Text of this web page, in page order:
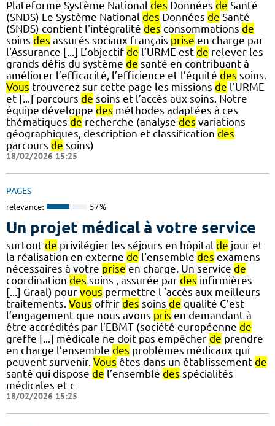
Plateforme Système National des Données de Santé
(SNDS) Le Système National des Données de Santé
(SNDS) contient l'intégralité des consommations de
soins des assurés sociaux français prise en charge par
l'Assurance [...] L’objectif de l’URME est de relever les
grands défis du système de santé en contribuant à
améliorer l’efficacité, l’efficience et l’équité des soins.
Vous trouverez sur cette page les missions de l'URME
et [...] parcours de soins et l’accès aux soins. Notre
équipe développe des méthodes adaptées à ces
thématiques de recherche (analyse des variations
géographiques, description et classification des
parcours de soins)
18/02/2026 15:25
PAGES
relevance: 57%
Un projet médical à votre service
surtout de privilégier les séjours en hôpital de jour et
la réalisation en externe de l'ensemble des examens
nécessaires à votre prise en charge. Un service de
coordination des soins , assurée par des infirmières
[...] Graal) pour vous permettre l ’accès aux meilleurs
traitements. Vous offrir des soins de qualité C’est
l’engagement que nous avons pris en demandant à
être accrédités par l’EBMT (société européenne de
greffe [...] médicale ne doit pas empêcher de prendre
en charge l’ensemble des problèmes médicaux qui
peuvent survenir. Vous êtes dans un établissement de
santé qui dispose de l’ensemble des spécialités
médicales et c
18/02/2026 15:25